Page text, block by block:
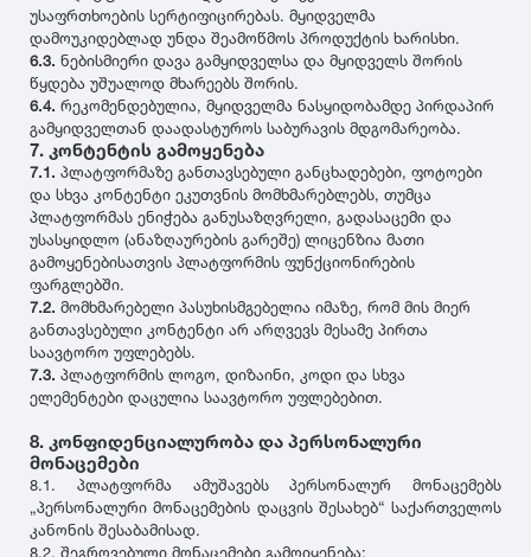
1991
1990
უსაფრთხოების სერტიფიცირებას. მყიდველმა
დამოუკიდებლად უნდა შეამოწმოს პროდუქტის ხარისხი.
6.3. ნებისმიერი დავა გამყიდველსა და მყიდველს შორის
წყდება უშუალოდ მხარეებს შორის.
6.4. რეკომენდებულია, მყიდველმა ნასყიდობამდე პირდაპირ
გამყიდველთან დაადასტუროს საბურავის მდგომარეობა.
7. კონტენტის გამოყენება
7.1. პლატფორმაზე განთავსებული განცხადებები, ფოტოები
და სხვა კონტენტი ეკუთვნის მომხმარებლებს, თუმცა
პლატფორმას ენიჭება განუსაზღვრელი, გადასაცემი და
უსასყიდლო (ანაზღაურების გარეშე) ლიცენზია მათი
გამოყენებისათვის პლატფორმის ფუნქციონირების
ფარგლებში.
7.2. მომხმარებელი პასუხისმგებელია იმაზე, რომ მის მიერ
განთავსებული კონტენტი არ არღვევს მესამე პირთა
საავტორო უფლებებს.
7.3. პლატფორმის ლოგო, დიზაინი, კოდი და სხვა
ელემენტები დაცულია საავტორო უფლებებით.
8. კონფიდენციალურობა და პერსონალური
მონაცემები
8.1. პლატფორმა ამუშავებს პერსონალურ მონაცემებს
„პერსონალური მონაცემების დაცვის შესახებ“ საქართველოს
კანონის შესაბამისად.
8.2. შეგროვებული მონაცემები გამოიყენება: